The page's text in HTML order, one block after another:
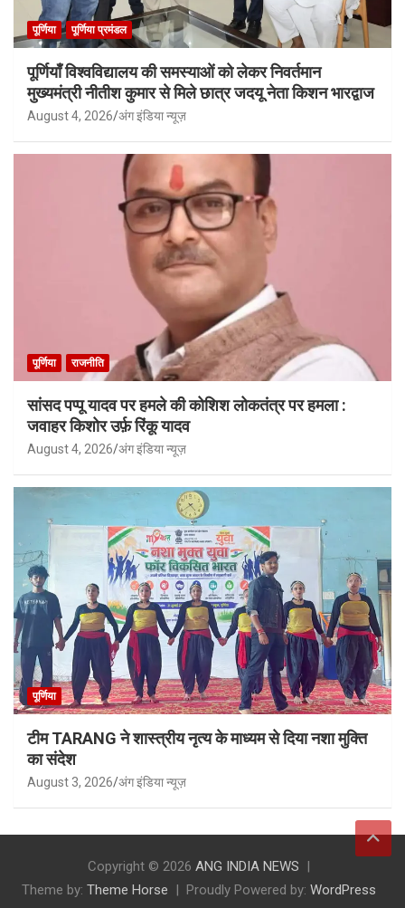
पूर्णिया पूर्णिया प्रमंडल
पूर्णियाँ विश्वविद्यालय की समस्याओं को लेकर निवर्तमान
मुख्यमंत्री नीतीश कुमार से मिले छात्र जदयू नेता किशन भारद्वाज
August 4, 2026 अंग इंडिया न्यूज़
पूर्णिया राजनीति
सांसद पप्पू यादव पर हमले की कोशिश लोकतंत्र पर हमला :
जवाहर किशोर उर्फ़ रिंकू यादव
August 4, 2026 अंग इंडिया न्यूज़
पूर्णिया
टीम TARANG ने शास्त्रीय नृत्य के माध्यम से दिया नशा मुक्ति
का संदेश
August 3, 2026 अंग इंडिया न्यूज़
Copyright © 2026 ANG INDIA NEWS
Theme by: Theme Horse Proudly Powered by: WordPress